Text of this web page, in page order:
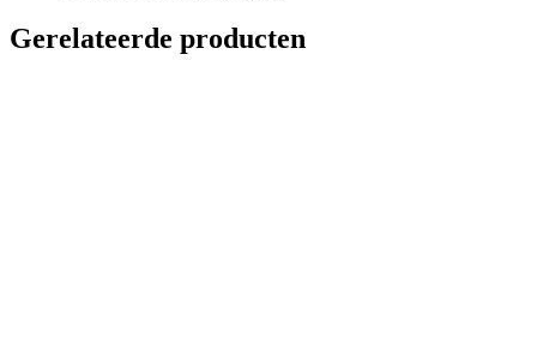
Gerelateerde producten